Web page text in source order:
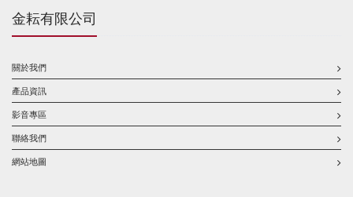
金耘有限公司
關於我們
產品資訊
影音專區
聯絡我們
網站地圖